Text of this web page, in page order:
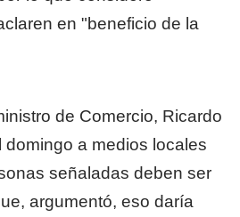
en "beneficio de la
de Comercio, Ricardo
domingo a medios locales
señaladas deben ser
argumentó, eso daría